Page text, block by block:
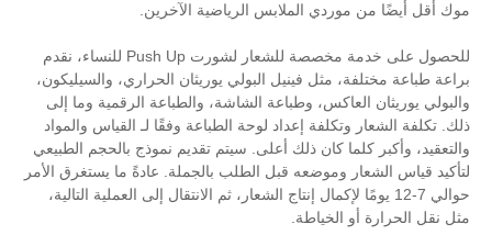
الملابس الرياضية الآخرين.
للحصول على خدمة مخصصة للشعار لشورت Push Up للنساء، نقدم
مثل فينيل البولي يوريثان الحراري، والسيليكون،
وطباعة الشاشة، والطباعة الرقمية وما إلى
إعداد لوحة الطباعة وفقًا لـ القياس والمواد
كان ذلك أعلى. سيتم تقديم نموذج بالحجم الطبيعي
وموضعه قبل الطلب بالجملة. عادةً ما يستغرق الأمر
لإكمال إنتاج الشعار، ثم الانتقال إلى العملية التالية،